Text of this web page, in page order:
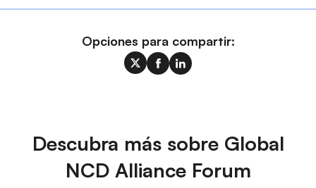
Opciones para compartir:
Descubra más sobre Global
NCD Alliance Forum